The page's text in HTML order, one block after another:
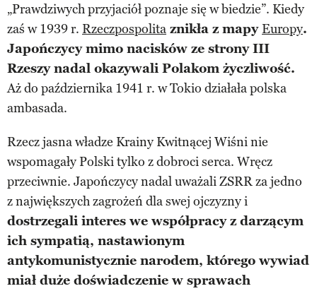
„Prawdziwych przyjaciół poznaje się w biedzie”. Kiedy
zaś w 1939 r. Rzeczpospolita znikła z mapyEuropy.
Japończycy mimo nacisków ze strony III
Rzeszy nadal okazywali Polakom życzliwość.
Aż do października 1941 r. w Tokio działała polska
ambasada.
Rzecz jasna władze Krainy Kwitnącej Wiśni nie
wspomagały Polski tylko z dobroci serca. Wręcz
przeciwnie. Japończycy nadal uważali ZSRR za jedno
z największych zagrożeń dla swej ojczyzny i
dostrzegali interes we współpracy z darzącym
ich sympatią, nastawionym
antykomunistycznie narodem, którego wywiad
miał duże doświadczenie w sprawach